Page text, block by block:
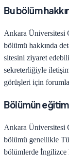
Bu bölüm
Ankara Üniversitesi
bölümü hakkında
sitesini ziyaret
sekreterliğiyle
görüşleri için
Bölümün
Ankara Üniversitesi
bölümü genellikle
bölümlerde İngilizce